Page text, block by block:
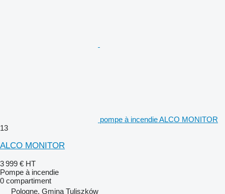
pompe à incendie ALCO MONITOR
13
ALCO MONITOR
3 999 € HT
Pompe à incendie
0 compartiment
Pologne, Gmina Tuliszków